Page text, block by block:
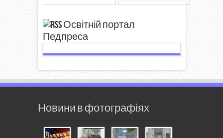
Освітній портал
Педпреса
Новини в фотографіях